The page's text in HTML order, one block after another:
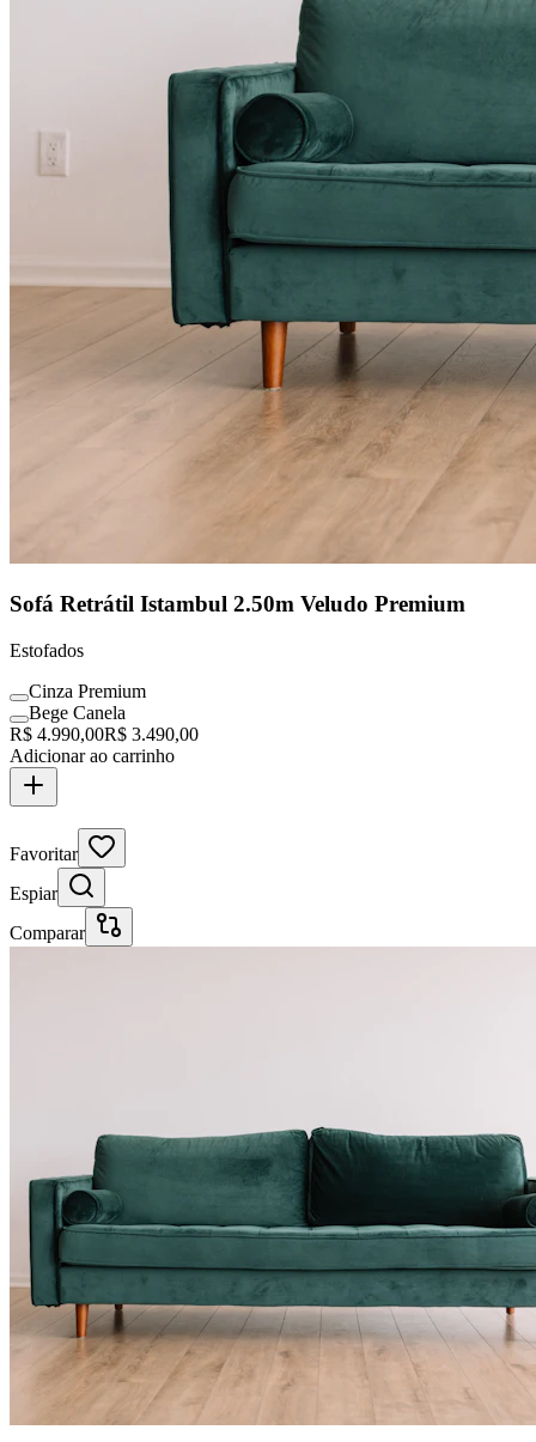
Sofá Retrátil Istambul 2.50m Veludo Premium
Estofados
Cinza Premium
Bege Canela
R$ 4.990,00R$ 3.490,00
Adicionar ao carrinho
Favoritar
Espiar
Comparar